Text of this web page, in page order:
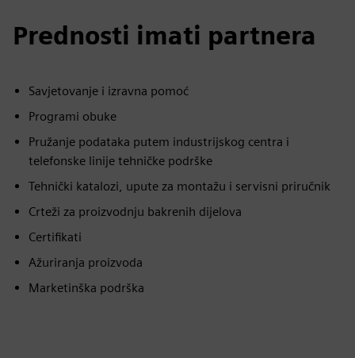
Prednosti imati partnera
Savjetovanje i izravna pomoć
Programi obuke
Pružanje podataka putem industrijskog centra i
telefonske linije tehničke podrške
Tehnički katalozi, upute za montažu i servisni priručnik
Crteži za proizvodnju bakrenih dijelova
Certifikati
Ažuriranja proizvoda
Marketinška podrška